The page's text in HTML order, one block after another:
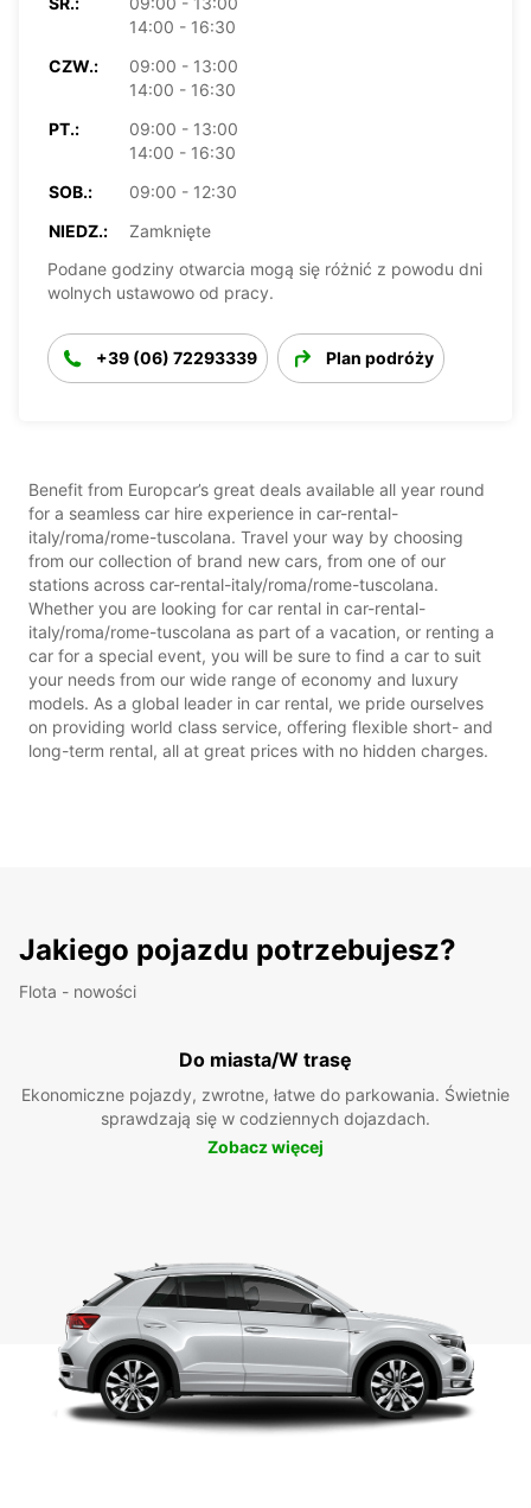
14:00 - 16:30
CZW.:
09:00 - 13:00
14:00 - 16:30
PT.:
09:00 - 13:00
14:00 - 16:30
SOB.:
09:00 - 12:30
NIEDZ.:
Zamknięte
Podane godziny otwarcia mogą się różnić z powodu dni
wolnych ustawowo od pracy.
+39 (06) 72293339 Plan podróży
Benefit from Europcar’s great deals available all year round
for a seamless car hire experience in car-rental-
italy/roma/rome-tuscolana. Travel your way by choosing
from our collection of brand new cars, from one of our
stations across car-rental-italy/roma/rome-tuscolana.
Whether you are looking for car rental in car-rental-
italy/roma/rome-tuscolana as part of a vacation, or renting a
car for a special event, you will be sure to find a car to suit
your needs from our wide range of economy and luxury
models. As a global leader in car rental, we pride ourselves
on providing world class service, offering flexible short- and
long-term rental, all at great prices with no hidden charges.
Jakiego pojazdu potrzebujesz?
Flota - nowości
Do miasta/W trasę
Ekonomiczne pojazdy, zwrotne, łatwe do parkowania. Świetnie
sprawdzają się w codziennych dojazdach.
Zobacz więcej